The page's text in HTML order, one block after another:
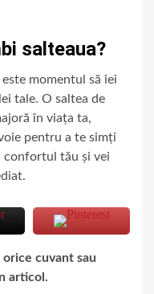
salteaua?
momentul să iei
tale. O saltea de
în viața ta,
pentru a te simți
confortul tău și vei
cuvant sau
articol.